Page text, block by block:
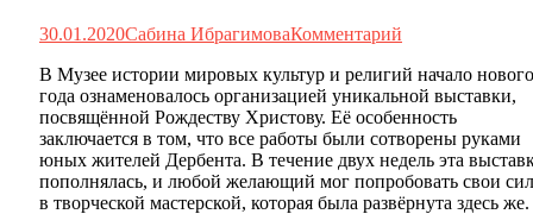
30.01.2020Сабина ИбрагимоваКомментарий
В Музее истории мировых культур и религий начало нового
года ознаменовалось организацией уникальной выставки,
посвящённой Рождеству Христову. Её особенность
заключается в том, что все работы были сотворены руками
юных жителей Дербента. В течение двух недель эта
пополнялась, и любой желающий мог попробовать свои
в творческой мастерской, которая была развёрнута здесь же.